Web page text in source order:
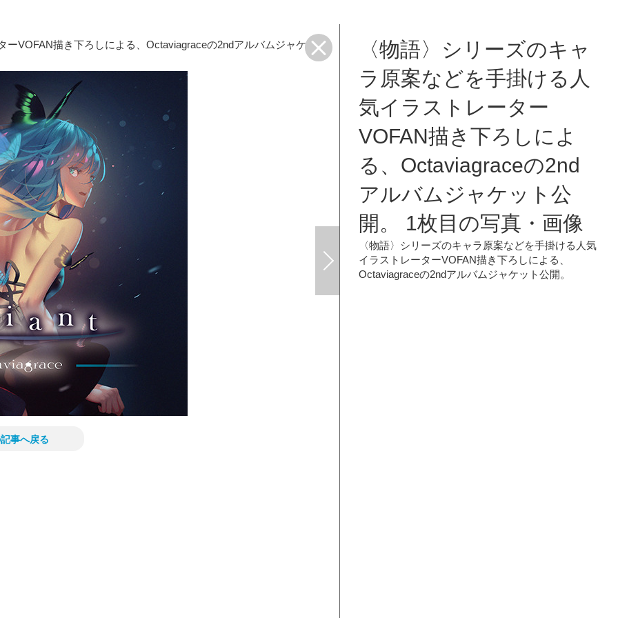
VOFAN描き下ろしによる、Octaviagraceの2ndアルバムジャケット
事へ戻る
〈物語〉シリーズのキャ
ラ原案などを手掛ける人
気イラストレーター
VOFAN描き下ろしによ
る、Octaviagraceの2nd
アルバムジャケット公
開。 1枚目の写真・画像
〈物語〉シリーズのキャラ原案などを手掛ける人気
イラストレーターVOFAN描き下ろしによる、
Octaviagraceの2ndアルバムジャケット公開。